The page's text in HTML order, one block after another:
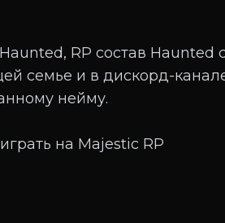
RP состав Haunted
семье и в дискорд-
нейму.
на Majestic RP